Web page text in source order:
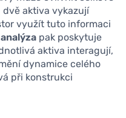
dvě aktiva vykazují
využít tuto informaci
pak poskytuje
aktiva interagují,
dynamice celého
při konstrukci